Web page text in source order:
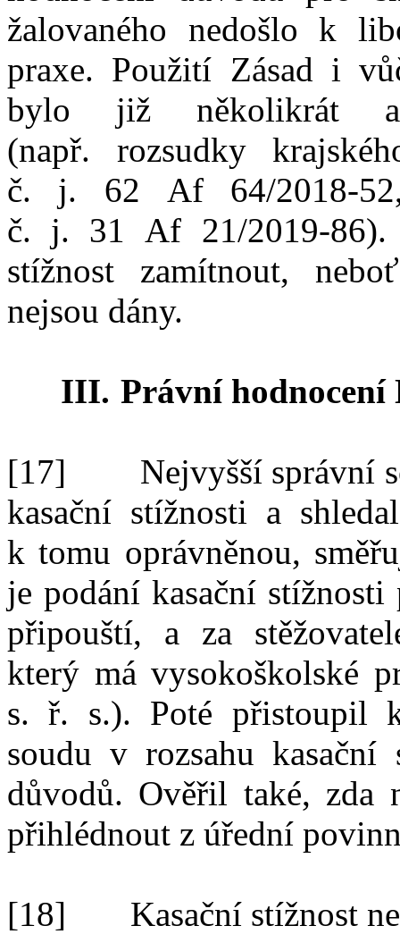
žalovaného nedošlo k
praxe. Použití Zásad i
bylo již několikrát
(např.
rozsudky
č.
j. 62 Af 64/2018‑
č. j. 31 Af 21/2019‑
stížnost zamítnout,
nejsou dány.
III. Právní hodnocení
[17]
Nejvyšší správní
kasační stížnosti a
k tomu oprávněnou,
je podání kasační stížnosti
připouští, a
za
který má vysokoškolské
s. ř. s.). Poté přistoupil
soudu v rozsahu kasační
důvodů. Ověřil také, zda
přihlédnout z úřední
[18]
Kasační stížnost